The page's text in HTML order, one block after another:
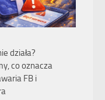
działa?
co oznacza
FB i